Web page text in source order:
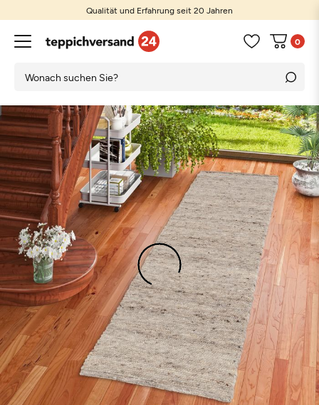
Qualität und Erfahrung seit 20 Jahren
0